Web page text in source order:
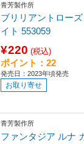
青芳製作所
ブリリアントロー
イト 553059
¥220 (税込)
ポイント：22
発売日：2023年頃発売
お取り寄せ
青芳製作所
ファンタジア ルナ